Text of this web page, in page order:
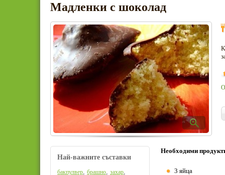
Мадленки с шоколад
Необходими
3 яйца
Най-важните съставки
бакпулвер, брашно, захар,